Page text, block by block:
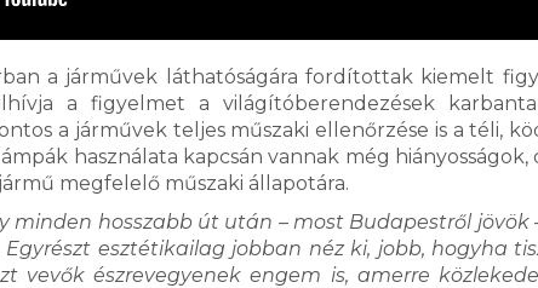
a járművek láthatóságára fordítottak kiemelt
a figyelmet a világítóberendezések
a járművek teljes műszaki ellenőrzése is a téli,
használata kapcsán vannak még
megfelelő műszaki állapotára.
minden hosszabb út után – most Budapestről
esztétikailag jobban néz ki, jobb, hogyha
vevők észrevegyenek engem is, amerre